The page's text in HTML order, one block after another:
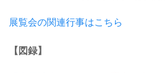
展覧会の関連行事はこちら
【図録】